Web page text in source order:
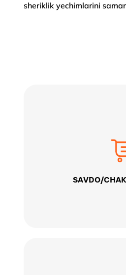
sheriklik yechimlarini
SAVDO/